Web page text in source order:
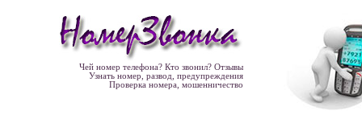
Чей номер телефона? Кто звонил? Отзывы
Узнать номер, развод, предупреждения
Проверка номера, мошенничество